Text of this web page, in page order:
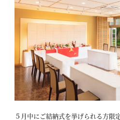
５月中にご結納式を挙げられる方限